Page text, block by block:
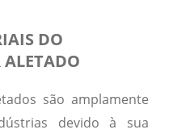
DO
ALETADO
são amplamente
devido à sua